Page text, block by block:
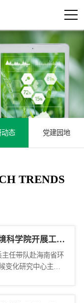
动态 党建园地
TRENDS
科学院开展工作
主任带队赴海南省环
变化研究中心主任